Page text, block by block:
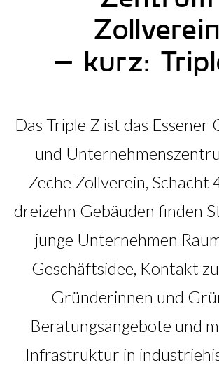
Zollverein
– kurz:
Das Triple Z ist das Essener
und
Zeche Zollverein, Schacht
dreizehn Gebäuden finden
junge Unternehmen
Geschäftsidee, Kontakt
Gründerinnen und
Beratungsangebote und
Infrastruktur in